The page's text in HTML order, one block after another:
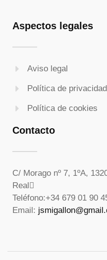
Aspectos legales
Aviso legal
Política de privacidad
Política de cookies
Contacto
C/ Morago nº 7, 1ºA,
Real
Teléfono:+34 679 01 90
Email: